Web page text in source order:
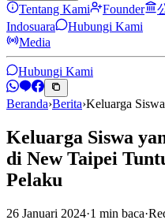
Tentang Kami Founder
Indosuara
Hubungi Kami
Media
Hubungi Kami
Beranda›Berita›Keluarga
Keluarga Siswa
di New Taipei
Pelaku
26 Januari 2024·1 min baca·